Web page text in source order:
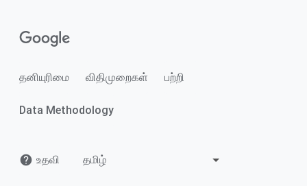
தனியுரிமை விதிமுறைகள் பற்றி
Data Methodology
உதவி